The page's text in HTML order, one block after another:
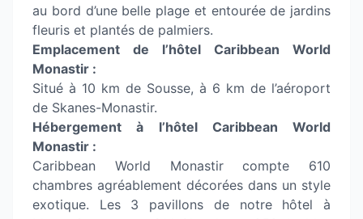
au bord d’une belle plage et entourée de jardins
fleuris et plantés de palmiers.
Emplacement de l’hôtel Caribbean World
Monastir :
Situé à 10 km de Sousse, à 6 km de l’aéroport
de Skanes-Monastir.
Hébergement à l’hôtel Caribbean World
Monastir :
Caribbean World Monastir compte 610
chambres agréablement décorées dans un style
exotique. Les 3 pavillons de notre hôtel à